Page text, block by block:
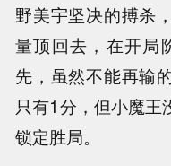
野美宇坚决的搏杀
量顶回去，在开局
先，虽然不能再输
只有1分，但小魔王
锁定胜局。